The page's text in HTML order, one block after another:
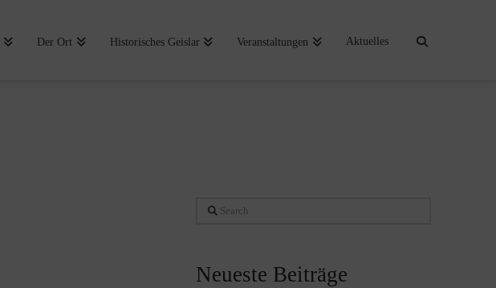
Der Ort Historisches Geislar Veranstaltungen Aktuelles
Search
Neueste Beiträge